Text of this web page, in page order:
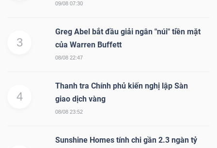
09/08 07:30
3
Greg Abel bắt đầu giải ngân "núi" tiền mặt
của Warren Buffett
08/08 22:47
4
Thanh tra Chính phủ kiến nghị lập Sàn
giao dịch vàng
08/08 23:52
Sunshine Homes tính chi gần 2.3 ngàn tỷ